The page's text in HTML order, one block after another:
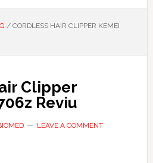
/CORDLESS HAIR CLIPPER KEMEI
Clipper
Reviu
LEAVE A COMMENT